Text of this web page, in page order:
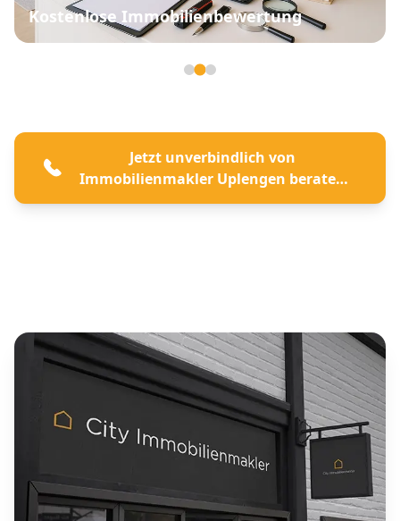
Kostenlose Immobilienbewertung
Jetzt unverbindlich von
Immobilienmakler Uplengen beraten
lassen